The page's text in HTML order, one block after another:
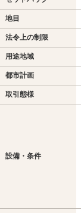
地目
法令上の制限
用途地域
都市計画
取引態様
設備・条件